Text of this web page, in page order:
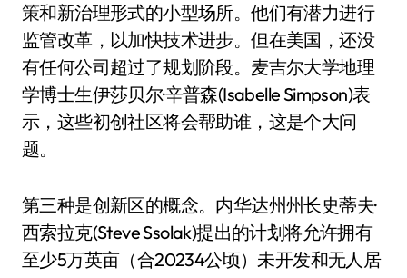
策和新治理形式的小型场所。他们有潜力进行
监管改革，以加快技术进步。但在美国，还没
有任何公司超过了规划阶段。麦吉尔大学地理
学博士生伊莎贝尔·辛普森(Isabelle Simpson)表
示，这些初创社区将会帮助谁，这是个大问
题。
第三种是创新区的概念。内华达州州长史蒂夫·
西索拉克(Steve Ssolak)提出的计划将允许拥有
至少5万英亩（合20234公顷）未开发和无人居